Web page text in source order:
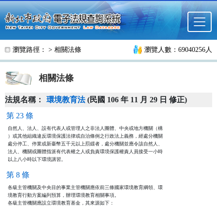
跳至主要內容
瀏覽路徑： > 相關法條 瀏覽人數：69040256人
相關法條
法規名稱： 環境教育法(民國 106 年 11 月 29 日 修正)
第 23 條
自然人、法人、設有代表人或管理人之非法人團體、中央或地方機關（構
）或其他組織違反環境保護法律或自治條例之行政法上義務，經處分機關
處分停工、停業或新臺幣五千元以上罰鍰者，處分機關並應令該自然人、
法人、機關或團體指派有代表權之人或負責環境保護權責人員接受一小時
以上八小時以下環境講習。
第 8 條
各級主管機關及中央目的事業主管機關應依前三條國家環境教育綱領、環
境教育行動方案編列預算，辦理環境教育相關事項。
各級主管機關應設立環境教育基金，其來源如下：